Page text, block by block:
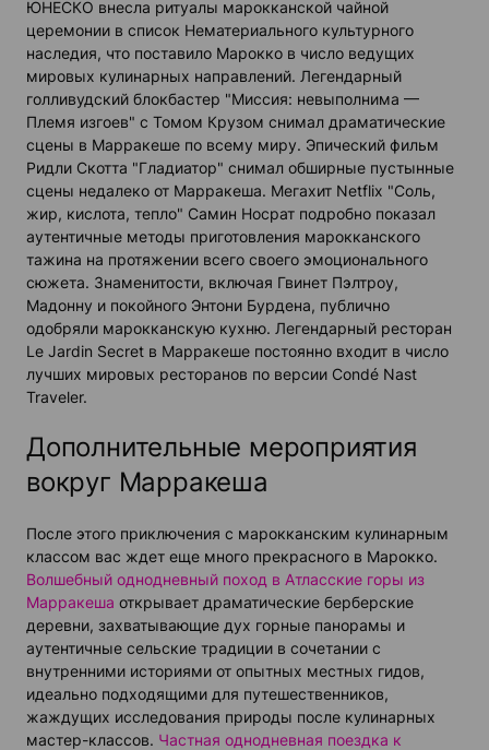
ЮНЕСКО внесла ритуалы марокканской чайной
церемонии в список Нематериального культурного
наследия, что поставило Марокко в число ведущих
мировых кулинарных направлений. Легендарный
голливудский блокбастер "Миссия: невыполнима —
Племя изгоев" с Томом Крузом снимал драматические
сцены в Марракеше по всему миру. Эпический фильм
Ридли Скотта "Гладиатор" снимал обширные пустынные
сцены недалеко от Марракеша. Мегахит Netflix "Соль,
жир, кислота, тепло" Самин Носрат подробно показал
аутентичные методы приготовления марокканского
тажина на протяжении всего своего эмоционального
сюжета. Знаменитости, включая Гвинет Пэлтроу,
Мадонну и покойного Энтони Бурдена, публично
одобряли марокканскую кухню. Легендарный ресторан
Le Jardin Secret в Марракеше постоянно входит в число
лучших мировых ресторанов по версии Condé Nast
Traveler.
Дополнительные мероприятия
вокруг Марракеша
После этого приключения с марокканским кулинарным
классом вас ждет еще много прекрасного в Марокко.
Волшебный однодневный поход в Атласские горы из
Марракеша открывает драматические берберские
деревни, захватывающие дух горные панорамы и
аутентичные сельские традиции в сочетании с
внутренними историями от опытных местных гидов,
идеально подходящими для путешественников,
жаждущих исследования природы после кулинарных
мастер-классов. Частная однодневная поездка к